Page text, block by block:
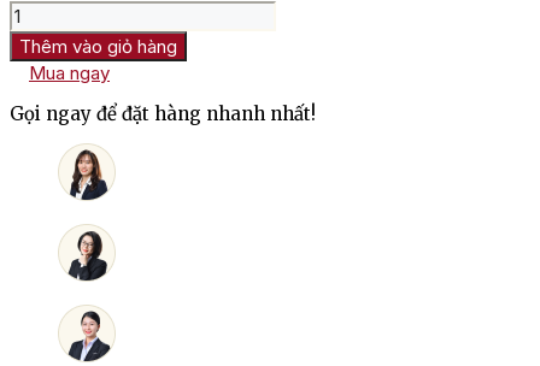
Rượu
Vang
Jean
Pháp
Luc
Colombo
Brulees
Cornas
Thêm vào giỏ hàng
Mua ngay
Gọi ngay để đặt hàng nhanh nhất!